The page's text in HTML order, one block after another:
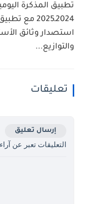
تطبيق المذكرة
2024ـ2025 مع
استصدار وثائق
والتوازيع...
تعليقات
إرسال تعليق
التعليقات تعبر عن